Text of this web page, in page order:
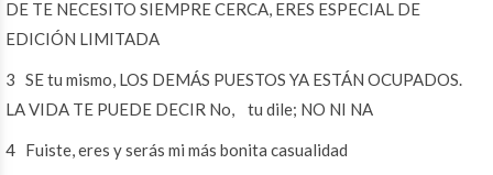
DE TE NECESITO SIEMPRE CERCA, ERES ESPECIAL DE
EDICIÓN LIMITADA
3 SE tu mismo, LOS DEMÁS PUESTOS YA ESTÁN OCUPADOS.
LA VIDA TE PUEDE DECIR No, tu dile; NO NI NA
4 Fuiste, eres y serás mi más bonita casualidad